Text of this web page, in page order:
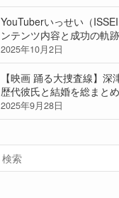
YouTuberいっせい（
ンテンツ内容と成功の軌跡
2025年10月2日
【映画 踊る大捜査線】深
歴代彼氏と結婚を総まとめ
2025年9月28日